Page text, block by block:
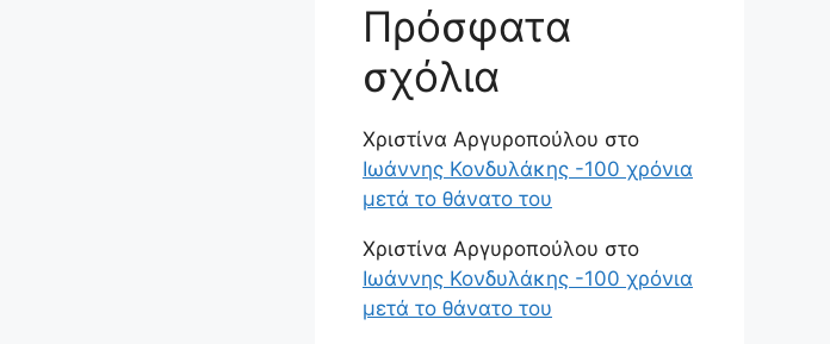
Πρόσφατα
σχόλια
Χριστίνα Αργυροπούλου στο
Ιωάννης Κονδυλάκης -100 χρόνια
μετά το θάνατο του
Χριστίνα Αργυροπούλου στο
Ιωάννης Κονδυλάκης -100 χρόνια
μετά το θάνατο του